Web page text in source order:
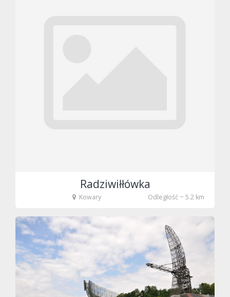
Radziwiłłówka
Kowary Odległość ~ 5.2 km